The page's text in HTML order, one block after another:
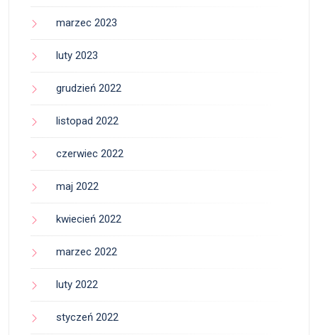
marzec 2023
luty 2023
grudzień 2022
listopad 2022
czerwiec 2022
maj 2022
kwiecień 2022
marzec 2022
luty 2022
styczeń 2022